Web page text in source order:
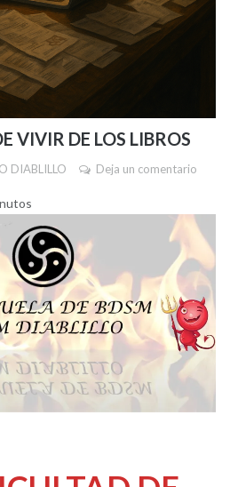
VIVIR DE LOS LIBROS
DIABLILLO Deja un comentario